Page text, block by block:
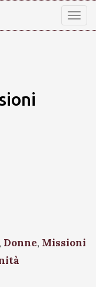
, Donne, Missioni